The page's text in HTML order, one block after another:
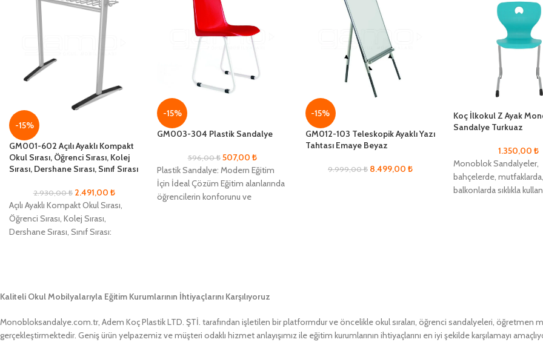
-15%
GM001-602 Açılı Ayaklı Kompakt
Okul Sırası, Öğrenci Sırası, Kolej
Sırası, Dershane Sırası, Sınıf Sırası
2.930,00₺ 2.491,00 ₺
Açılı Ayaklı Kompakt Okul Sırası,
Öğrenci Sırası, Kolej Sırası,
Dershane Sırası, Sınıf Sırası:
-15%
GM003-304 Plastik Sandalye
596,00₺ 507,00 ₺
Plastik Sandalye: Modern Eğitim
İçin İdeal Çözüm Eğitim alanlarında
öğrencilerin konforunu ve
-15%
GM012-103 Teleskopik Ayaklı Yazı
Tahtası Emaye Beyaz
9.999,00₺ 8.499,00 ₺
Koç İlkokul Z Ayak
Sandalye Turkuaz
1.350,00 ₺
Monoblok Sandalyeler,
bahçelerde, mutfaklarda,
balkonlarda sıklıkla
Kaliteli Okul Mobilyalarıyla Eğitim Kurumlarının İhtiyaçlarını Karşılıyoruz
Monobloksandalye.com.tr, Adem Koç Plastik LTD. ŞTİ. tarafından işletilen bir platformdur ve öncelikle okul sıraları, öğrenci sandalyeleri, öğretmen
gerçekleştirmektedir. Geniş ürün yelpazemiz ve müşteri odaklı hizmet anlayışımız ile eğitim kurumlarının ihtiyaçlarını en iyi şekilde karşılamayı